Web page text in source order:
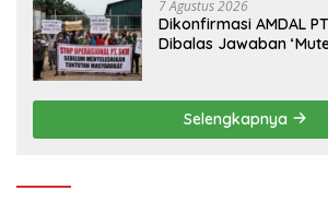
7 Agustus 2026
Dikonfirmasi AMDAL
Dibalas Jawaban
Selengkapnya